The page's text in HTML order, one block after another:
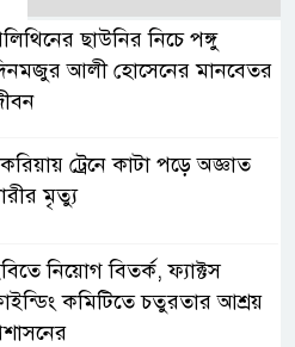
ছাউনির নিচে পঙ্গু
আলী হোসেনের মানবেতর
ট্রেনে কাটা পড়ে অজ্ঞাত
মৃত্যু
নিয়োগ বিতর্ক, ফ্যাক্টস
কমিটিতে চতুরতার আশ্রয়